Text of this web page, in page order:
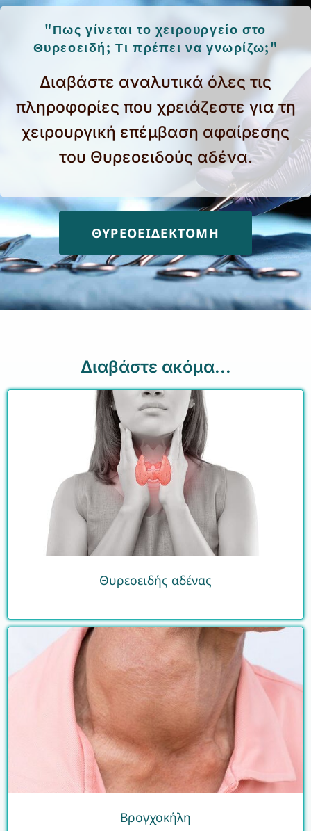
"Πως γίνεται το χειρουργείο στο
Θυρεοειδή; Τι πρέπει να γνωρίζω;"
Διαβάστε αναλυτικά όλες τις
πληροφορίες που χρειάζεστε για τη
χειρουργική επέμβαση αφαίρεσης
του Θυρεοειδούς αδένα.
ΘΥΡΕΟΕΙΔΕΚΤΟΜΗ
Διαβάστε ακόμα...
Θυρεοειδής αδένας
Βρογχοκήλη